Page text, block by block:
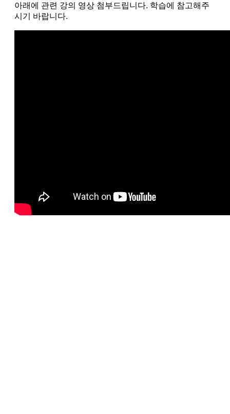
아래에 관련 강의 영상 첨부드립니다. 학습에 참고해주
시기 바랍니다.